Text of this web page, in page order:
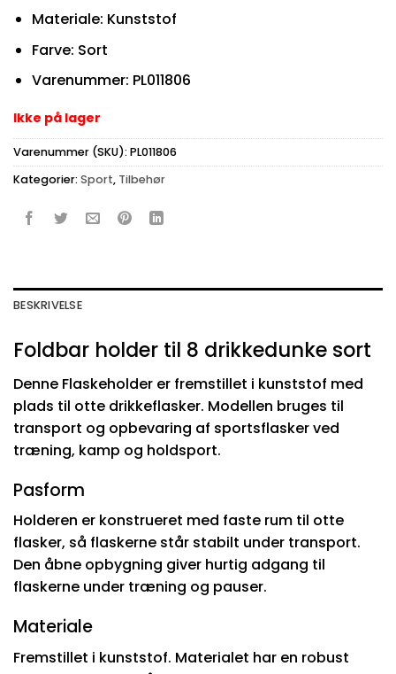
Materiale: Kunststof
Farve: Sort
Varenummer: PL011806
Ikke på lager
Varenummer (SKU): PL011806
Kategorier: Sport, Tilbehør
BESKRIVELSE
Foldbar holder til 8 drikkedunke sort
Denne Flaskeholder er fremstillet i kunststof med
plads til otte drikkeflasker. Modellen bruges til
transport og opbevaring af sportsflasker ved
træning, kamp og holdsport.
Pasform
Holderen er konstrueret med faste rum til otte
flasker, så flaskerne står stabilt under transport.
Den åbne opbygning giver hurtig adgang til
flaskerne under træning og pauser.
Materiale
Fremstillet i kunststof. Materialet har en robust